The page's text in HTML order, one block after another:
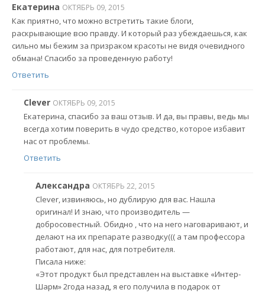
Екатерина ОКТЯБРЬ 09, 2015
Как приятно, что можно встретить такие блоги,
раскрывающие всю правду. И который раз убеждаешься, как
сильно мы бежим за призраком красоты не видя очевидного
обмана! Спасибо за проведенную работу!
Ответить
Clever ОКТЯБРЬ 09, 2015
Екатерина, спасибо за ваш отзыв. И да, вы правы, ведь мы
всегда хотим поверить в чудо средство, которое избавит
нас от проблемы.
Ответить
Александра ОКТЯБРЬ 22, 2015
Clever, извиняюсь, но дублирую для вас. Нашла
оригинал! И знаю, что производитель —
добросовестный. Обидно , что на него наговаривают, и
делают на их препарате разводку((( а там профессора
работают, для нас, для потребителя.
Писала ниже:
«Этот продукт был представлен на выставке «Интер-
Шарм» 2года назад, я его получила в подарок от